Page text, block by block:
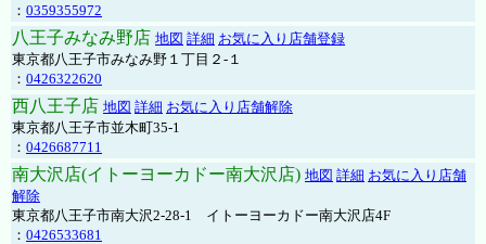
： 0359355972
八王子みなみ野店 地図 詳細 お気に入り店舗登録
東京都八王子市みなみ野１丁目２-１
： 0426322620
西八王子店 地図 詳細 お気に入り店舗解除
東京都八王子市並木町35-1
： 0426687711
南大沢店(イトーヨーカドー南大沢店) 地図 詳細 お気に入り店舗
解除
東京都八王子市南大沢2-28-1 イトーヨーカドー南大沢店4F
： 0426533681